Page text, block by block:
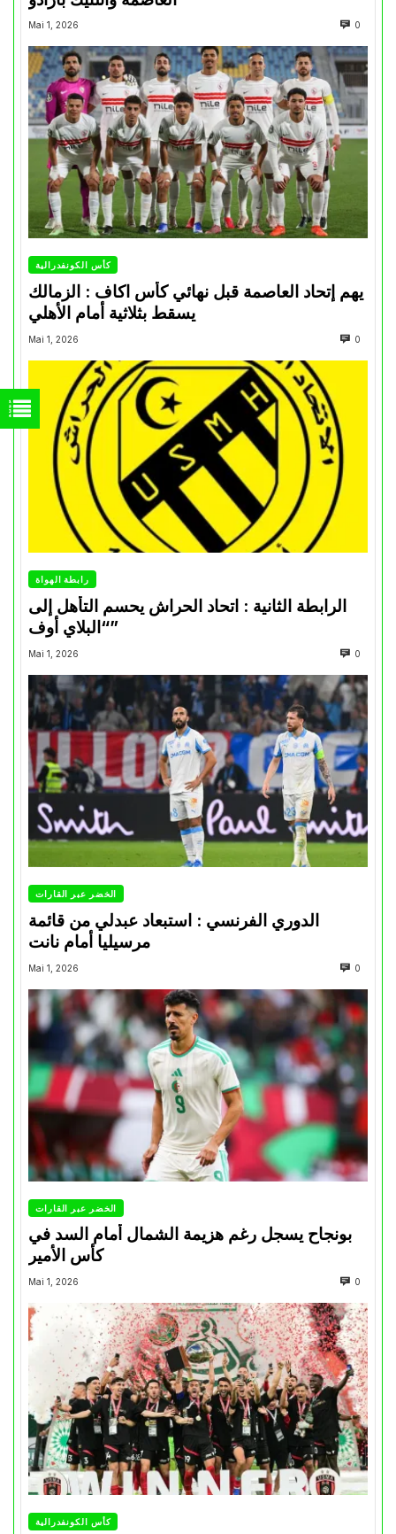
Mai 1, 2026 0
كأس الكونفدرالية
يهم إتحاد العاصمة قبل نهائي كأس اكاف : الزمالك
Mai 1, 2026 0
رابطة الهواة
الرابطة الثانية : اتحاد الحراش يحسم التأهل إلى
“البلاي أوف”
Mai 1, 2026 0
الخضر عبر القارات
الدوري الفرنسي : استبعاد عبدلي من قائمة
مرسيليا أمام نانت
Mai 1, 2026 0
الخضر عبر القارات
بونجاح يسجل رغم هزيمة الشمال أمام السد في
كأس الأمير
Mai 1, 2026 0
كأس الكونفدرالية